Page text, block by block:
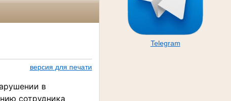
Telegram
версия для печати
в
сотрудника